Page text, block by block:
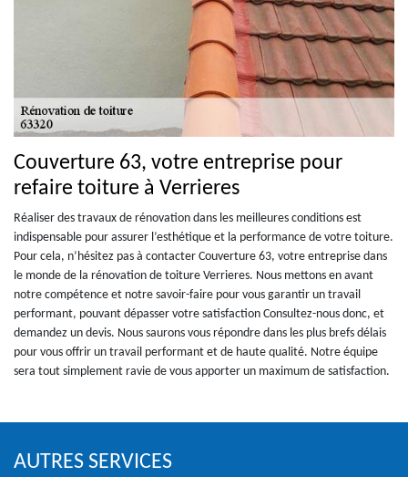
Couverture 63, votre entreprise pour
refaire toiture à Verrieres
Réaliser des travaux de rénovation dans les meilleures conditions est
indispensable pour assurer l’esthétique et la performance de votre toiture.
Pour cela, n’hésitez pas à contacter Couverture 63, votre entreprise dans
le monde de la rénovation de toiture Verrieres. Nous mettons en avant
notre compétence et notre savoir-faire pour vous garantir un travail
performant, pouvant dépasser votre satisfaction Consultez-nous donc, et
demandez un devis. Nous saurons vous répondre dans les plus brefs délais
pour vous offrir un travail performant et de haute qualité. Notre équipe
sera tout simplement ravie de vous apporter un maximum de satisfaction.
AUTRES SERVICES